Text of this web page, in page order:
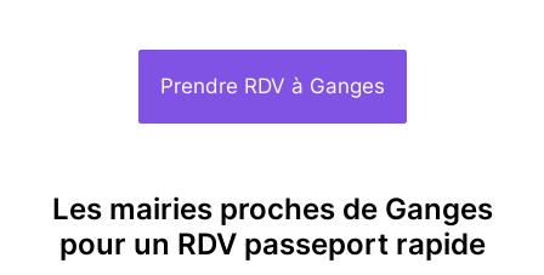
Prendre RDV à Ganges
Les mairies proches de Ganges
pour un RDV passeport rapide